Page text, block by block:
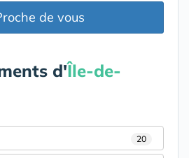
de vous
d'Île-de-
20